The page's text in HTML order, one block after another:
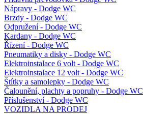
Nápravy - Dodge WC
Brzdy - Dodge WC
Odpružení - Dodge WC
Kardany - Dodge WC
Řízení - Dodge WC
Pneumatiky a disky - Dodge WC
Elektroinstalace 6 volt - Dodge WC
Elektroinstalace 12 volt - Dodge WC
Štítky a samolepky - Dodge WC
Čalounění, plachty a popruhy - Dodge WC
Příslušenství - Dodge WC
VOZIDLA NA PRODEJ